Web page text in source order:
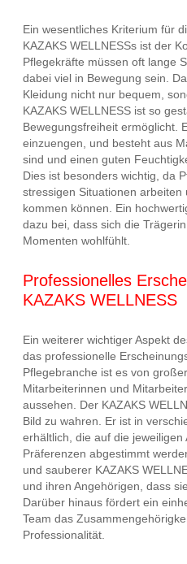
Ein wesentliches Kriterium für
KAZAKS WELLNESSs ist der
Pflegekräfte müssen oft lange
dabei viel in Bewegung sein.
Kleidung nicht nur bequem,
KAZAKS WELLNESS ist so
Bewegungsfreiheit ermöglicht.
einzuengen, und besteht aus
sind und einen guten
Dies ist besonders wichtig, da
stressigen Situationen arbeiten
kommen können. Ein
dazu bei, dass sich die
Momenten wohlfühlt.
Professionelles
KAZAKS WELLNESS
Ein weiterer wichtiger Aspekt
das professionelle
Pflegebranche ist es von
Mitarbeiterinnen und
aussehen. Der KAZAKS
Bild zu wahren. Er ist in
erhältlich, die auf die jeweiligen
Präferenzen abgestimmt
und sauberer KAZAKS
und ihren Angehörigen, dass
Darüber hinaus fördert ein
Team das
Professionalität.